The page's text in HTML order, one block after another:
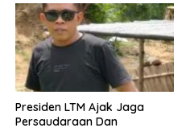
Presiden LTM Ajak Jaga
Persaudaraan Dan